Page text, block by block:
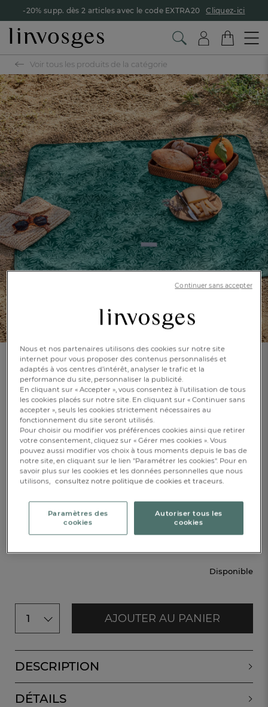
-20% supp. dès 2 articles avec le code EXTRA20 Cliquez-ici
DE
AT
BE
CH
Voir tous les produits de la catégorie
Nappe de pique-nique
Pinède
Réf : 992177201
Anses de transport
Caractéristique :
Nappe pique-nique
100x100cm
Disponible
1 AJOUTER AU PANIER
DESCRIPTION
DÉTAILS
Nous et nos partenaires utilisons des cookies sur notre site
internet pour vous proposer des contenus personnalisés et
adaptés à vos centres d’intérêt, analyser le trafic et la
performance du site, personnaliser la publicité.
En cliquant sur « Accepter », vous consentez à l'utilisation de tous
les cookies placés sur notre site. En cliquant sur « Continuer sans
accepter », seuls les cookies strictement nécessaires au
fonctionnement du site seront utilisés.
Pour choisir ou modifier vos préférences cookies ainsi que retirer
votre consentement, cliquez sur « Gérer mes cookies ». Vous
pouvez aussi modifier vos choix à tous moments depuis le bas de
notre site, en cliquant sur le lien "Paramétrer les cookies". Pour en
savoir plus sur les cookies et les données personnelles que nous
utilisons, consultez notre politique de cookies et traceurs.
Paramètres des
cookies
Autoriser tous les
cookies
Continuer sans accepter